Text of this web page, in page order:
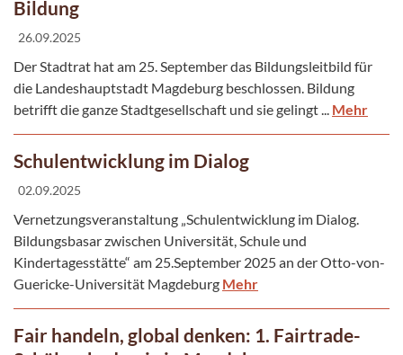
Bildung
26.09.2025
Der Stadtrat hat am 25. September das Bildungsleitbild für
die Landeshauptstadt Magdeburg beschlossen. Bildung
betrifft die ganze Stadtgesellschaft und sie gelingt ... Mehr
Schulentwicklung im Dialog
02.09.2025
Vernetzungsveranstaltung „Schulentwicklung im Dialog.
Bildungsbasar zwischen Universität, Schule und
Kindertagesstätte“ am 25.September 2025 an der Otto-von-
Guericke-Universität Magdeburg Mehr
Fair handeln, global denken: 1. Fairtrade-